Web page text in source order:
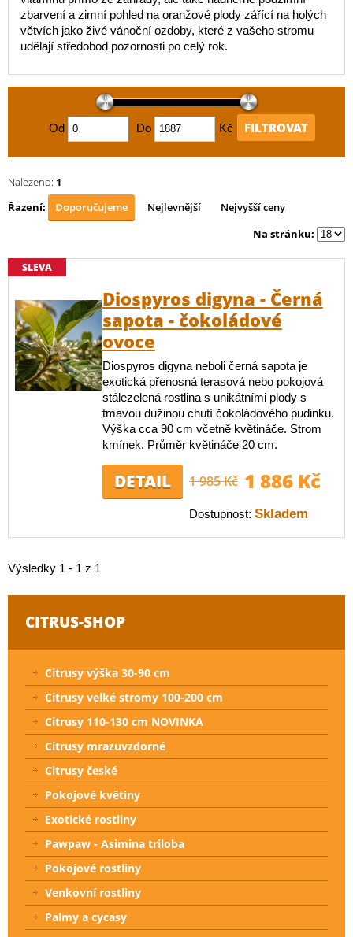
zbarvení a zimní pohled na oranžové plody zářící na holých
větvích jako živé vánoční ozdoby, které z vašeho stromu
udělají středobod pozornosti po celý rok.
Od Do Kč FILTROVAT
Nalezeno: 1
Řazení:
Doporučujeme Nejlevnější
Nejvyšší ceny
Na stránku:
SLEVA
Diospyros digyna - Černá
sapota - čokoládové
ovoce
Diospyros digyna neboli černá sapota je
exotická přenosná terasová nebo pokojová
stálezelená rostlina s unikátními plody s
tmavou dužinou chutí čokoládového pudinku.
Výška cca 90 cm včetně květináče. Strom
kmínek. Průměr květináče 20 cm.
DETAIL 1 985 Kč 1 886 Kč
Dostupnost: Skladem
Výsledky 1 - 1 z 1
CITRUS-SHOP
Citrusy výška 30-90 cm
Citrusy velké stromy 100-200 cm
Citrusy 110-130 cm NOVINKA
Citrusy mrazuvzdorné
Citrusy české
Pokojové květiny
Exotické rostliny
Pawpaw - Asimina triloba
Pokojové rostliny
Venkovní rostliny
Palmy a cycasy